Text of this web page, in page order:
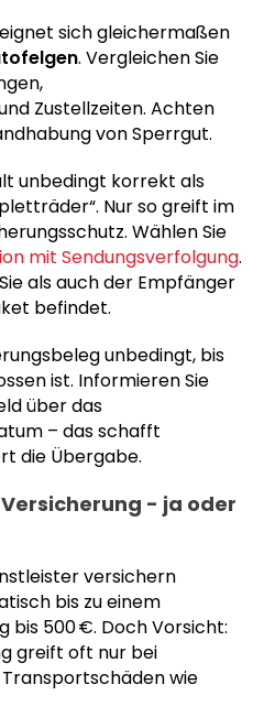
sich gleichermaßen
. Vergleichen Sie
Zustellzeiten. Achten
von Sperrgut.
unbedingt korrekt als
Nur so greift im
Wählen Sie
mit Sendungsverfolgung.
als auch der Empfänger
befindet.
unbedingt, bis
ist. Informieren Sie
über das
– das schafft
die Übergabe.
- ja oder
versichern
bis zu einem
bis 500 €. Doch Vorsicht:
greift oft nur bei
wie